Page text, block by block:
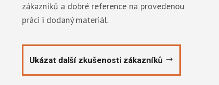
zákazníků a dobré reference na provedenou
práci i dodaný materiál.
Ukázat další zkušenosti zákazníků